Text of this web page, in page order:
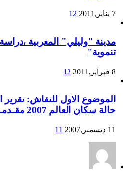
7 يناير,2011 12
مدينة "وليلي" المغربية
تنموية"
8 فبراير,2011 12
الموضوع الاول للنقاش: تقرير
حالة سكان العالم 2007 مقـدمـة
11 ديسمبر,2007 11